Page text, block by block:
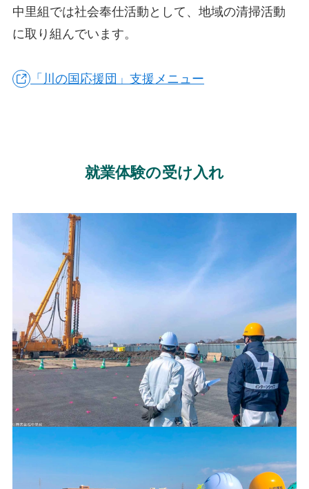
中里組では社会奉仕活動として、地域の清掃活動
に取り組んでいます。
「川の国応援団」支援メニュー
就業体験の受け入れ